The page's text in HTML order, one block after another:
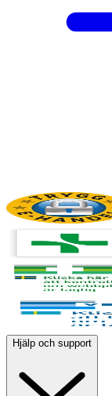
Hjälp och support